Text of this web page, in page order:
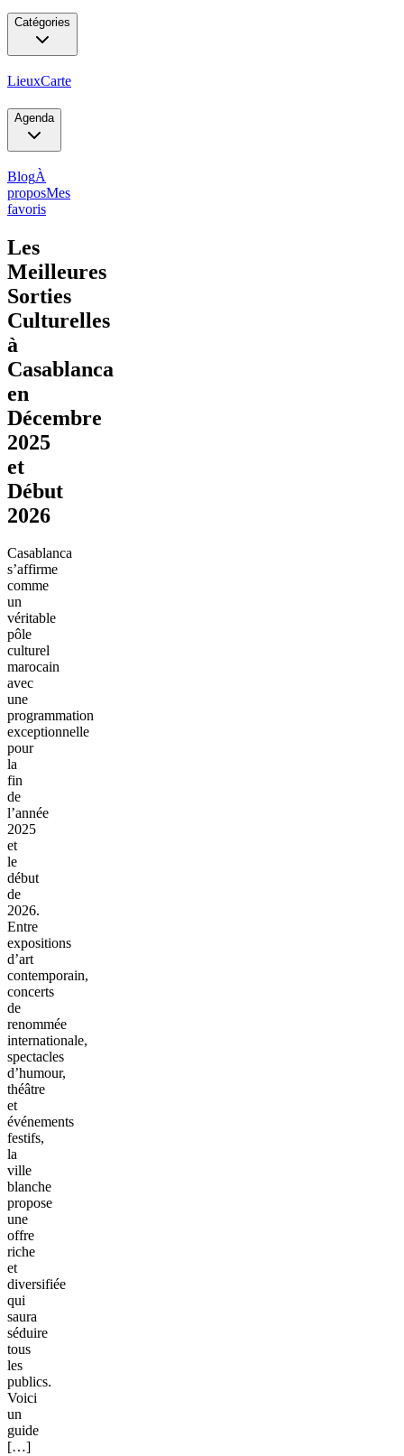
Catégories
LieuxCarte
Agenda
BlogÀ
proposMes
favoris
Les
Meilleures
Sorties
Culturelles
à
Casablanca
en
Décembre
2025
et
Début
2026
Casablanca
s’affirme
comme
un
véritable
pôle
culturel
marocain
avec
une
programmation
exceptionnelle
pour
la
fin
de
l’année
2025
et
le
début
de
2026.
Entre
expositions
d’art
contemporain,
concerts
de
renommée
internationale,
spectacles
d’humour,
théâtre
et
événements
festifs,
la
ville
blanche
propose
une
offre
riche
et
diversifiée
qui
saura
séduire
tous
les
publics.
Voici
un
guide
[…]